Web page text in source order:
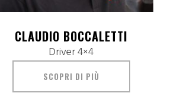
CLAUDIO BOCCALETTI
Driver 4×4
SCOPRI DI PIÙ